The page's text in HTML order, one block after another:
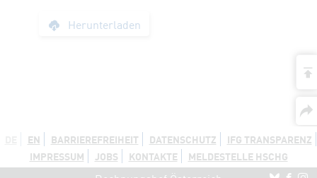
Bericht: Kinder-
Herunterladen
EN BARRIEREFREIHEIT DATENSCHUTZ
IFG TRANSPARENZ
IMPRESSUM
JOBS KONTAKTE MELDESTELLE HSCHG